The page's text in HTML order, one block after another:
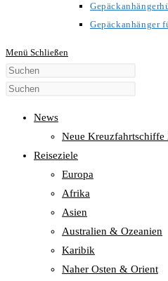
Gepäckanhänger
Menü Schließen
Diese
Website
News
Neue Kreuzfahrtschiffe
Reiseziele
Europa
Afrika
Asien
Australien & Ozeanien
Karibik
Naher Osten & Orient